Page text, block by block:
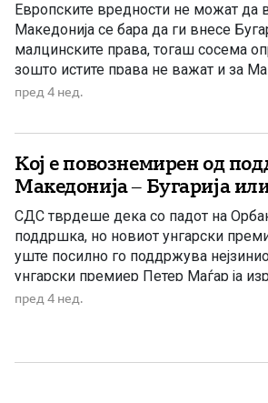
Европските вредности не можат да
Македонија се бара да ги внесе
малцинските права, тогаш сосема
зошто истите права не важат и за
секој граѓанин може слободно да се
пред 4 нед.
Кој е повознемирен од
Македонија – Бугарија
СДС тврдеше дека со падот на
поддршка, но новиот унгарски
уште посилно го поддржува
унгарски премиер Петер Маѓар ја
очигледно предизвика сериозна
пред 4 нед.